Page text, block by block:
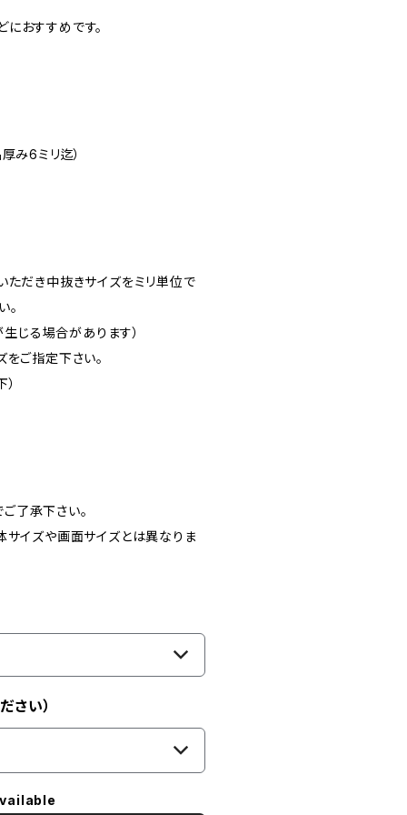
おすすめです。
み6ミリ迄）
ただき中抜きサイズをミリ単位で
。
じる場合があります）
ご指定下さい。
了承下さい。
サイズや画面サイズとは異なりま
さい）